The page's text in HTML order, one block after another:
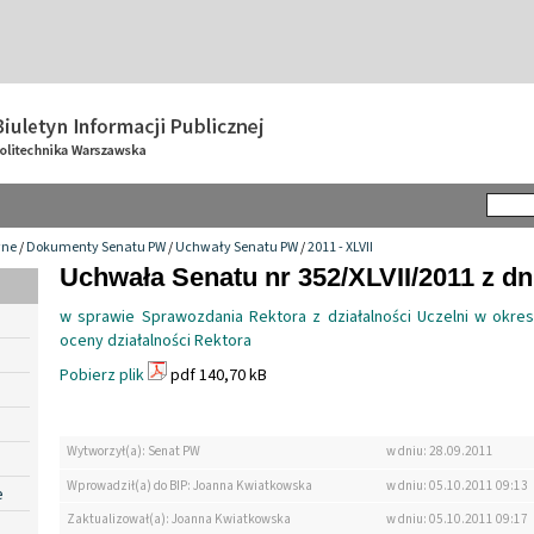
/Dokumenty Senatu PW/Uchwały Senatu PW/2011 - XLVII
Uchwała Senatu nr 352/XLVII/2011 z
w sprawie Sprawozdania Rektora z działalności Uczelni w
oceny działalności Rektora
Pobierz plik
pdf 140,70 kB
Wytworzył(a): Senat PW
w dniu: 28.09.2011
Wprowadził(a) do BIP: Joanna Kwiatkowska
w dniu: 05.10.2011 09:13
Zaktualizował(a): Joanna Kwiatkowska
w dniu: 05.10.2011 09:17